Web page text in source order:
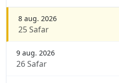
8 aug. 2026
25 Safar
9 aug. 2026
26 Safar